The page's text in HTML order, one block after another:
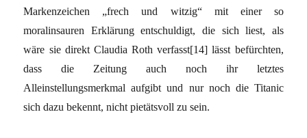
Markenzeichen „frech und witzig“ mit einer so
moralinsauren Erklärung entschuldigt, die sich liest, als
wäre sie direkt Claudia Roth verfasst[14] lässt befürchten,
dass die Zeitung auch noch ihr letztes
Alleinstellungsmerkmal aufgibt und nur noch die Titanic
sich dazu bekennt, nicht pietätsvoll zu sein.